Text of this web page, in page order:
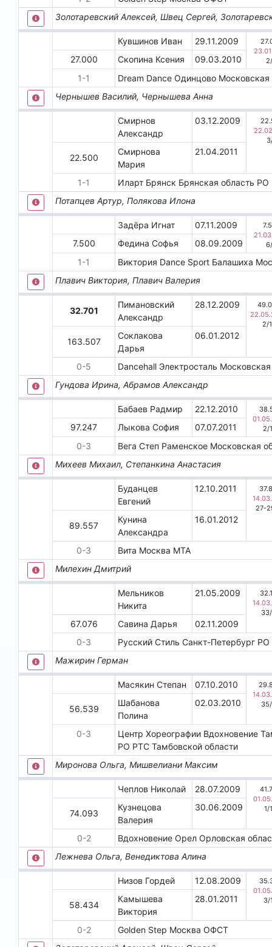
Золотаревский Алексей, Швец Сергей,
Кувшинов Иван 29.11.2009
2
27.000 Скопина Ксения
09.03.2010
1-1 Dream DanceОдинцово
Чернышев Василий, Чернышева Анна
Смирнов
Александр
03.12.2009
3
22.500
Смирнова
Мария
21.04.2011
1-1 Иларт Брянск Брянская область РО
Потапцев Артур, Полякова Илона
Задёра Игнат 07.11.2009
6
7.500 Федина Софья
08.09.2009
1-1 Виктория Dance Sport Балашиха
Плавич Виктория, Плавич Валерия
32.701
Пимановский
Александр
28.12.2009
2/
163.507
Соклакова
Дарья
06.01.2012
0-5 Dancehall Электросталь
Гундова Ирина, Абрамов Александр
Бабаев Радмир 22.12.2010
2/
97.247 Лыкова София
07.07.2011
0-3 Вега Степ Раменское Московская
Михеев Михаил, Степанкина Анастасия
Буданцев
Евгений
12.10.2011
27-
89.557
Кунина
Александра
16.01.2012
0-3 Вита Москва МТА
Милехин Дмитрий
Мельников
Никита
21.05.2009
33/
67.076 Савина Дарья
02.11.2009
0-3 Русский СтильСанкт-Петербург РО
Мажирин Герман
Масякин Степан 07.10.2010
35/
56.539
Шабанова
Полина
02.03.2010
0-3 Центр Хореографии Вдохновение
РО РТС Тамбовской области
Миронова Ольга, Мишвелиани Максим
Чеплов Николай 28.07.2009
1/
74.093
Кузнецова
Валерия
30.06.2009
0-2 ВдохновениеОрелОрловская
Лежнева Ольга, Венедиктова Алина
Низов Гордей 12.08.2009
3/
58.434
Камышева
Виктория
28.01.2011
0-2 Golden Step МоскваОФСТ